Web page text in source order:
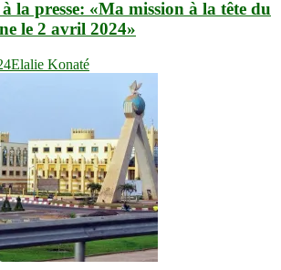
la presse: «Ma mission à la tête du
le 2 avril 2024»
Elalie Konaté